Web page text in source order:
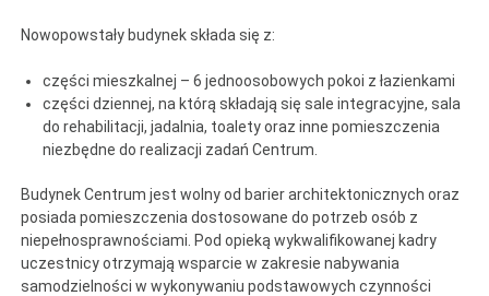
Nowopowstały budynek składa się z:
części mieszkalnej – 6 jednoosobowych pokoi z łazienkami
części dziennej, na którą składają się sale integracyjne, sala
do rehabilitacji, jadalnia, toalety oraz inne pomieszczenia
niezbędne do realizacji zadań Centrum.
Budynek Centrum jest wolny od barier architektonicznych oraz
posiada pomieszczenia dostosowane do potrzeb osób z
niepełnosprawnościami. Pod opieką wykwalifikowanej kadry
uczestnicy otrzymają wsparcie w zakresie nabywania
samodzielności w wykonywaniu podstawowych czynności